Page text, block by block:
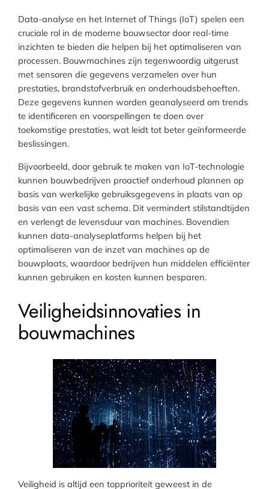
Data-analyse en het Internet of Things (IoT) spelen een
cruciale rol in de moderne bouwsector door real-time
inzichten te bieden die helpen bij het optimaliseren van
processen. Bouwmachines zijn tegenwoordig uitgerust
met sensoren die gegevens verzamelen over hun
prestaties, brandstofverbruik en onderhoudsbehoeften.
Deze gegevens kunnen worden geanalyseerd om trends
te identificeren en voorspellingen te doen over
toekomstige prestaties, wat leidt tot beter geïnformeerde
beslissingen.
Bijvoorbeeld, door gebruik te maken van IoT-technologie
kunnen bouwbedrijven proactief onderhoud plannen op
basis van werkelijke gebruiksgegevens in plaats van op
basis van een vast schema. Dit vermindert stilstandtijden
en verlengt de levensduur van machines. Bovendien
kunnen data-analyseplatforms helpen bij het
optimaliseren van de inzet van machines op de
bouwplaats, waardoor bedrijven hun middelen efficiënter
kunnen gebruiken en kosten kunnen besparen.
Veiligheidsinnovaties in
bouwmachines
Veiligheid is altijd een topprioriteit geweest in de